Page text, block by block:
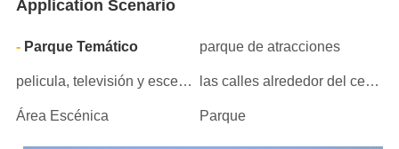
Application Scenario
Parque Temático parque de atracciones
pelicula, televisión y escenario las calles alrededor del centro comercial
Área Escénica Parque